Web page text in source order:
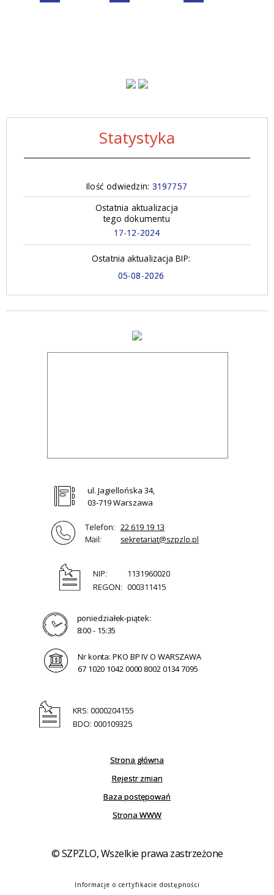
Statystyka
Ilość odwiedzin: 3197757
Ostatnia aktualizacja
tego dokumentu
17-12-2024
Ostatnia aktualizacja BIP:
05-08-2026
ul. Jagiellońska 34,
03-719 Warszawa
Telefon:
22 619 19 13
Mail:
sekretariat@szpzlo.pl
NIP:
1131960020
REGON: 000311415
poniedziałek-piątek:
8:00 - 15:35
Nr konta: PKO BP IV O WARSZAWA
67 1020 1042 0000 8002 0134 7095
KRS: 0000204155
BDO: 000109325
Strona główna
Rejestr zmian
Baza postępowań
Strona WWW
© SZPZLO, Wszelkie prawa zastrzeżone
Informacje o certyfikacie dostępności